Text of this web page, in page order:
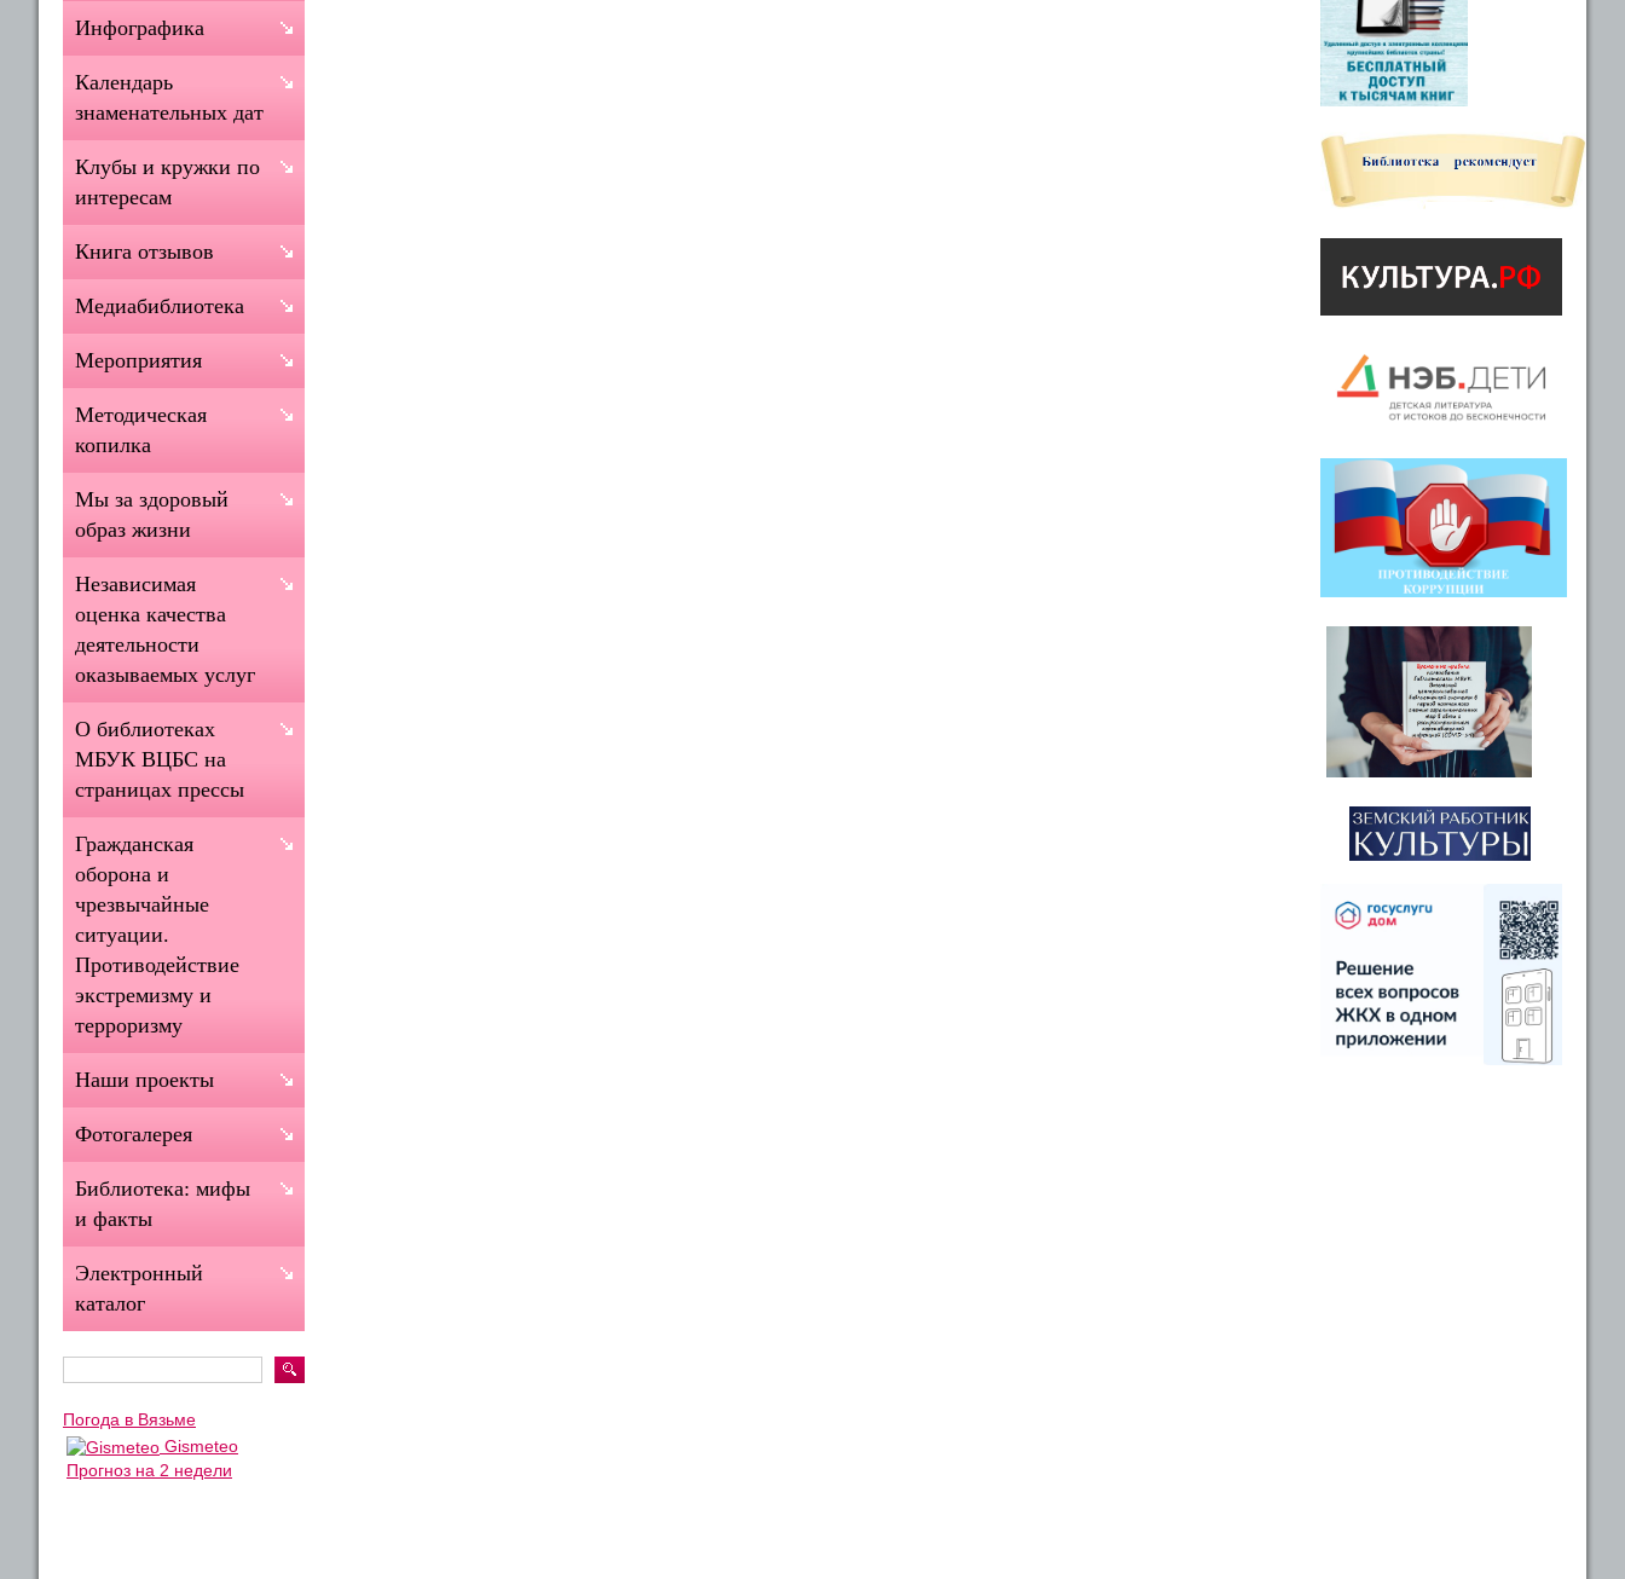
Инфографика
Календарь
знаменательных дат
Клубы и кружки по
интересам
Книга отзывов
Медиабиблиотека
Мероприятия
Методическая
копилка
Мы за здоровый
образ жизни
Независимая
оценка качества
деятельности
оказываемых услуг
О библиотеках
МБУК ВЦБС на
страницах прессы
Гражданская
оборона и
чрезвычайные
ситуации.
Противодействие
экстремизму и
терроризму
Наши проекты
Фотогалерея
Библиотека: мифы
и факты
Электронный
каталог
Погода в Вязьме
Gismeteo
Прогноз на 2 недели